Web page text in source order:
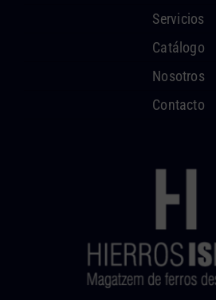
Servicios
Catálogo
Nosotros
Contacto